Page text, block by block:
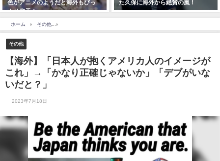
メのようだと海外もびっ
！
た久保に海外から絶賛の嵐！
ちが
ホーム その他
その他
【海外】「日本人が抱くアメリカ人のイメージが
これ」→「かなり正確じゃないか」「デブがいな
いだと？」
2023年7月18日